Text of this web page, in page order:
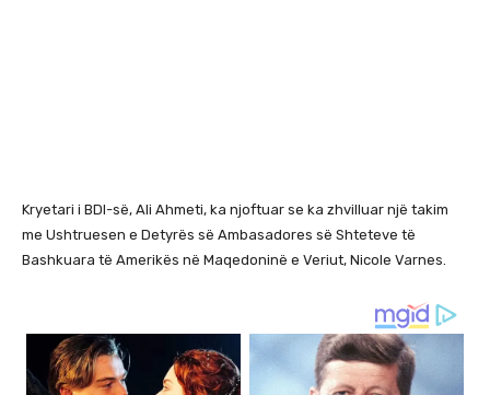
Kryetari i BDI-së, Ali Ahmeti, ka njoftuar se ka zhvilluar një takim
me Ushtruesen e Detyrës së Ambasadores së Shteteve të
Bashkuara të Amerikës në Maqedoninë e Veriut, Nicole Varnes.